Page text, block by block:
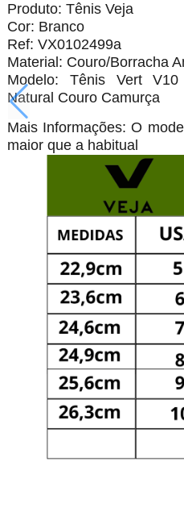
Produto: Tênis Veja
Cor: Branco
Ref: VX0102499a
Material: Couro/Borracha
Modelo: Tênis Vert
Natural Couro Camurça
Mais Informações: O
maior que a habitual